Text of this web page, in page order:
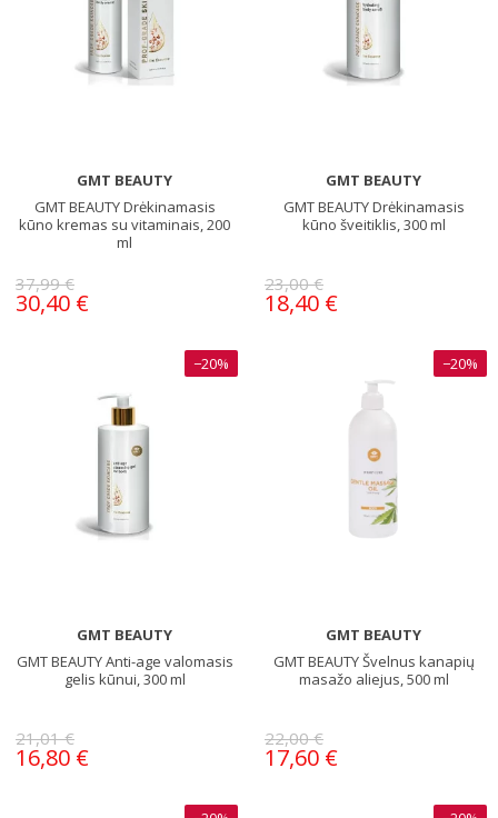
GMT BEAUTY
GMT BEAUTY Drėkinamasis
kūno kremas su vitaminais, 200
ml
37,99 €
30,40 €
GMT BEAUTY
GMT BEAUTY Drėkinamasis
kūno šveitiklis, 300 ml
23,00 €
18,40 €
−20%
GMT BEAUTY
GMT BEAUTY Anti-age valomasis
gelis kūnui, 300 ml
21,01 €
16,80 €
−20%
GMT BEAUTY
GMT BEAUTY Švelnus kanapių
masažo aliejus, 500 ml
22,00 €
17,60 €